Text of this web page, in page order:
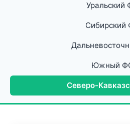
Уральский
Сибирский
Южный
Северо-